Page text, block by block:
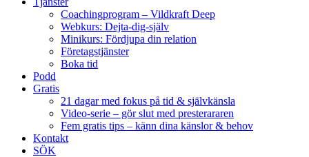
Coachingprogram – Vildkraft Deep
Webkurs: Dejta-dig-själv
Minikurs: Fördjupa din relation
Företagstjänster
Boka tid
Podd
Gratis
21 dagar med fokus på tid & självkänsla
Video-serie – gör slut med presterararen
Fem gratis tips – känn dina känslor & behov
Kontakt
SÖK